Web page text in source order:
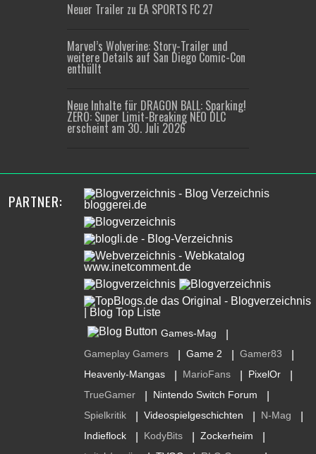
Neuer Trailer zu EA SPORTS FC 27
Marvel’s Wolverine: Story-Trailer und
weitere Details auf San Diego Comic-Con
enthüllt
Neue Inhalte für DRAGON BALL: Sparking!
ZERO: Super Limit-Breaking NEO DLC
erscheint am 30. Juli 2026
PARTNER:
Games-Mag
Gameplay Gamers Game 2 Gamer83
Heavenly-Mangas MarioFans PixelOr
TrueGamer Nintendo Switch Forum
Spielkritik Videospielgeschichten N-Mag
Indieflock KodyBits Zockerheim